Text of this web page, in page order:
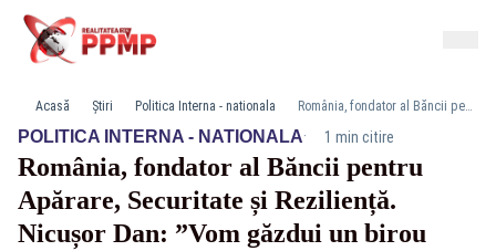
Acasă Știri Politica Interna - nationala România, fondator al Băncii pentru Apărare, Securitate și Reziliență. Nicușor Dan: ”Vom găzdui un birou regional”
POLITICA INTERNA - NATIONALA· 1 min citire
România, fondator al Băncii pentru
Apărare, Securitate și Reziliență.
Nicușor Dan: ”Vom găzdui un birou